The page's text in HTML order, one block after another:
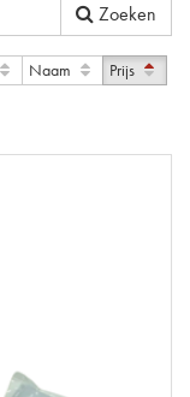
Zoeken
Naam Prijs